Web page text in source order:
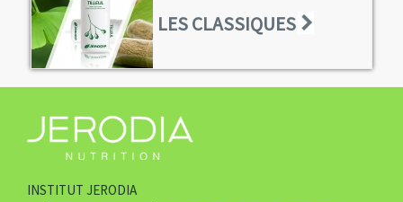
LES CLASSIQUES
l
INSTITUT JERODIA